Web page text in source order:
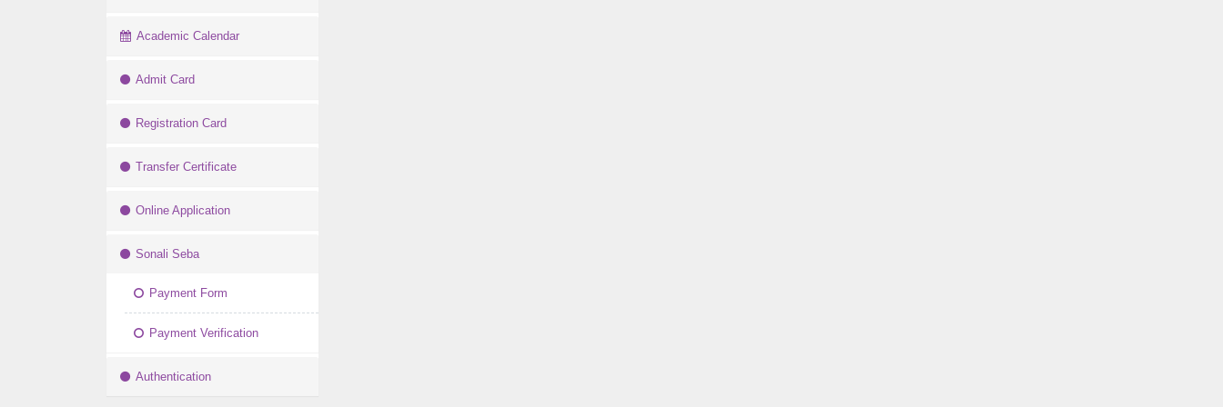
Academic Calendar
Admit Card
Registration Card
Transfer Certificate
Online Application
Sonali Seba
Payment Form
Payment Verification
Authentication